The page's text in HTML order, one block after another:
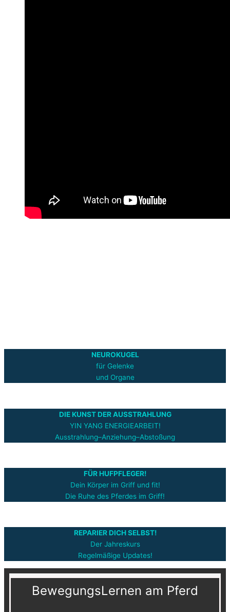
NEUROKUGEL
für Gelenke
und Organe
DIE KUNST DER AUSSTRAHLUNG
YIN YANG ENERGIEARBEIT!
Ausstrahlung–Anziehung–Abstoßung
FÜR HUFPFLEGER!
Dein Körper im Griff und fit!
Die Ruhe des Pferdes im Griff!
REPARIER DICH SELBST!
Der Jahreskurs
Regelmäßige Updates!
BewegungsLernen am Pferd